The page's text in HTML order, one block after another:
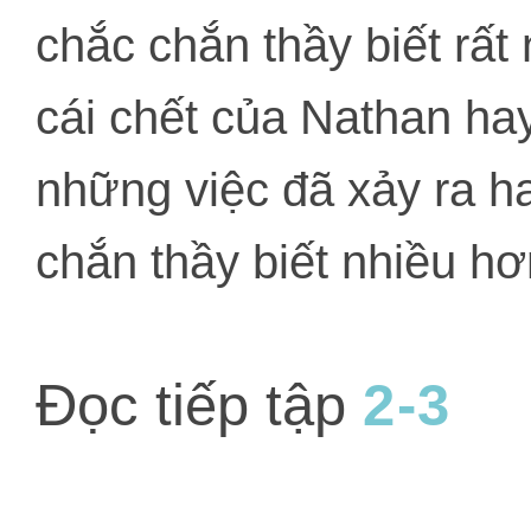
chắc chắn thầy biết
cái chết của Nathan
những việc đã xảy ra
chắn thầy biết nhiều
Đọc tiếp tập 2-3